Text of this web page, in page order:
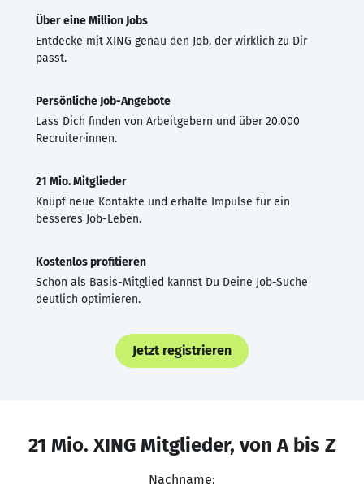
Über eine Million Jobs
Entdecke mit XING genau den Job, der wirklich zu Dir
passt.
Persönliche Job-Angebote
Lass Dich finden von Arbeitgebern und über 20.000
Recruiter·innen.
21 Mio. Mitglieder
Knüpf neue Kontakte und erhalte Impulse für ein
besseres Job-Leben.
Kostenlos profitieren
Schon als Basis-Mitglied kannst Du Deine Job-Suche
deutlich optimieren.
Jetzt registrieren
21 Mio. XING Mitglieder, von A bis Z
Nachname: